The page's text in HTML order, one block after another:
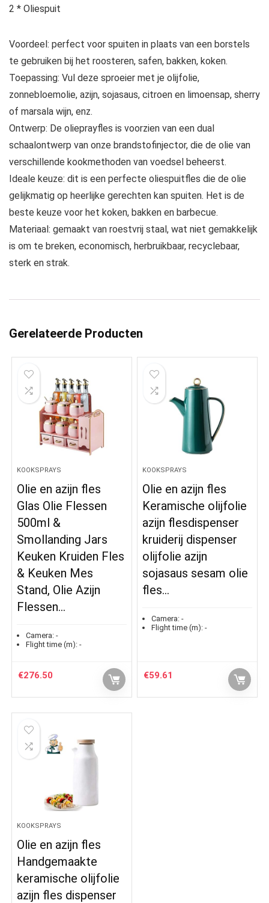
2 * Oliespuit
Voordeel: perfect voor spuiten in plaats van een borstels
te gebruiken bij het roosteren, safen, bakken, koken.
Toepassing: Vul deze sproeier met je olijfolie,
zonnebloemolie, azijn, sojasaus, citroen en limoensap, sherry
of marsala wijn, enz.
Ontwerp: De olieprayfles is voorzien van een dual
schaalontwerp van onze brandstofinjector, die de olie van
verschillende kookmethoden van voedsel beheerst.
Ideale keuze: dit is een perfecte oliespuitfles die de olie
gelijkmatig op heerlijke gerechten kan spuiten. Het is de
beste keuze voor het koken, bakken en barbecue.
Materiaal: gemaakt van roestvrij staal, wat niet gemakkelijk
is om te breken, economisch, herbruikbaar, recyclebaar,
sterk en strak.
Gerelateerde Producten
KOOKSPRAYS
Olie en azijn fles
Glas Olie Flessen
500ml &
Smollanding Jars
Keuken Kruiden Fles
& Keuken Mes
Stand, Olie Azijn
Flessen…
Camera: -
Flight time (m): -
€276.50
KOOKSPRAYS
Olie en azijn fles
Keramische olijfolie
azijn flesdispenser
kruiderij dispenser
olijfolie azijn
sojasaus sesam olie
fles…
Camera: -
Flight time (m): -
€59.61
KOOKSPRAYS
Olie en azijn fles
Handgemaakte
keramische olijfolie
azijn fles dispenser